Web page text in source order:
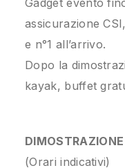
Gadget evento
assicurazione
e n°1 all’arrivo.
Dopo la
kayak, buffet
(Orari indicativi)